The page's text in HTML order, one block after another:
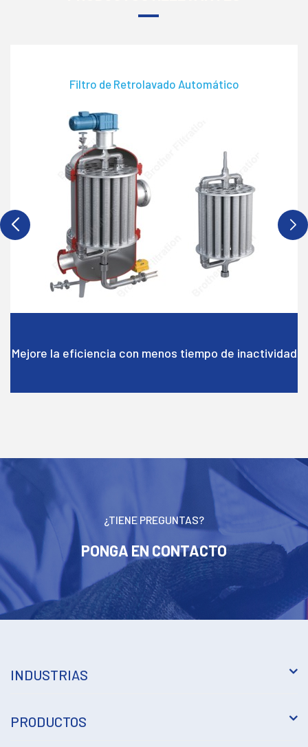
Filtro de Retrolavado Automático
Mejore la eficiencia con menos tiempo de inactividad
¿TIENE PREGUNTAS?
PONGA EN CONTACTO
INDUSTRIAS
PRODUCTOS